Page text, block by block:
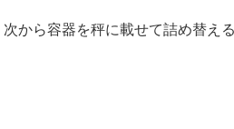
から容器を秤に載せて詰め替える